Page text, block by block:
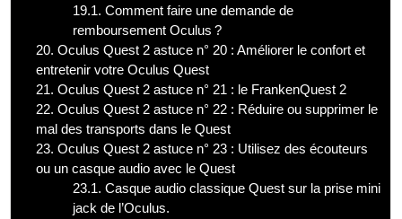
19.1. Comment faire une demande de
remboursement Oculus ?
20. Oculus Quest 2 astuce n° 20 : Améliorer le confort et
entretenir votre Oculus Quest
21. Oculus Quest 2 astuce n° 21 : le FrankenQuest 2
22. Oculus Quest 2 astuce n° 22 : Réduire ou supprimer le
mal des transports dans le Quest
23. Oculus Quest 2 astuce n° 23 : Utilisez des écouteurs
ou un casque audio avec le Quest
23.1. Casque audio classique Quest sur la prise mini
jack de l’Oculus.